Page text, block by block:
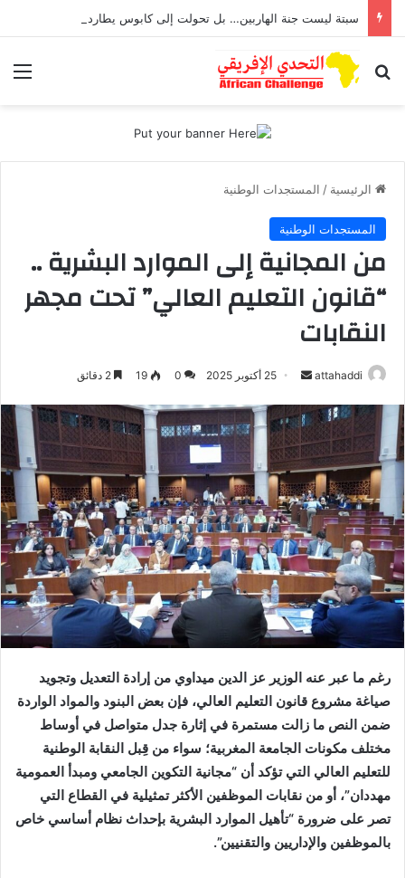
بحث عن
الرئيسية / المستجدات الوطنية
المستجدات الوطنية
من المجانية إلى الموارد البشرية ..
“قانون التعليم العالي” تحت مجهر
النقابات
attahaddi
س
ل
ب
ر
ي
د
ا
إ
ل
ك
ت
و
ن
ي
ا
25 أكتوبر 2025 0
19
رغم ما عبر عنه الوزير عز الدين ميداوي من إرادة التعديل وتجويد
صياغة مشروع قانون التعليم العالي، فإن بعض البنود والمواد الواردة
ضمن النص ما زالت مستمرة في إثارة جدل متواصل في أوساط
مختلف مكونات الجامعة المغربية؛ سواء من قِبل النقابة الوطنية
للتعليم العالي التي تؤكد أن “مجانية التكوين الجامعي ومبدأ العمومية
مهددان”، أو من نقابات الموظفين الأكثر تمثيلية في القطاع التي
تصر على ضرورة “تأهيل الموارد البشرية بإحداث نظام أساسي خاص
بالموظفين والإداريين والتقنيين”.